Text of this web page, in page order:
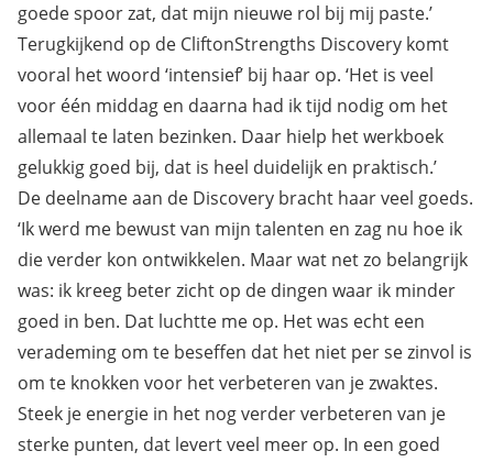
goede spoor zat, dat mijn nieuwe rol bij mij paste.’
Terugkijkend op de CliftonStrengths Discovery komt
vooral het woord ‘intensief’ bij haar op. ‘Het is veel
voor één middag en daarna had ik tijd nodig om het
allemaal te laten bezinken. Daar hielp het werkboek
gelukkig goed bij, dat is heel duidelijk en praktisch.’
De deelname aan de Discovery bracht haar veel goeds.
‘Ik werd me bewust van mijn talenten en zag nu hoe ik
die verder kon ontwikkelen. Maar wat net zo belangrijk
was: ik kreeg beter zicht op de dingen waar ik minder
goed in ben. Dat luchtte me op. Het was echt een
verademing om te beseffen dat het niet per se zinvol is
om te knokken voor het verbeteren van je zwaktes.
Steek je energie in het nog verder verbeteren van je
sterke punten, dat levert veel meer op. In een goed